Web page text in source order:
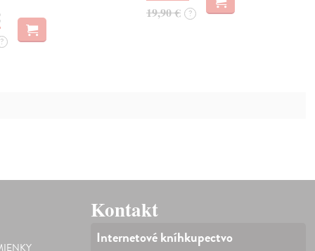
?
19,90 € ?
Kontakt
Internetové kníhkupectvo